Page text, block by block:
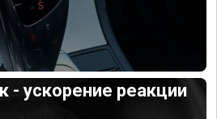
- ускорение реакции